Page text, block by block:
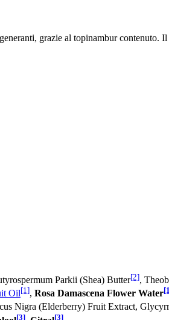
grazie al topinambur contenuto.
Parkii (Shea) Butter[2],
Oil[1], Rosa Damascena Flower Water
Nigra (Elderberry) Fruit Extract,
[3] [3]